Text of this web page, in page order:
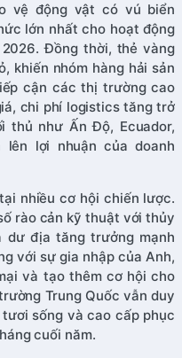
vệ động vật có vú biển
lớn nhất cho hoạt động
Đồng thời, thẻ vàng
khiến nhóm hàng hải sản
cận các thị trường cao
chi phí logistics tăng trở
như Ấn Độ, Ecuador,
lên lợi nhuận của doanh
nhiều cơ hội chiến lược.
rào cản kỹ thuật với thủy
dư địa tăng trưởng mạnh
với sự gia nhập của Anh,
và tạo thêm cơ hội cho
Trung Quốc vẫn duy
sống và cao cấp phục
cuối năm.